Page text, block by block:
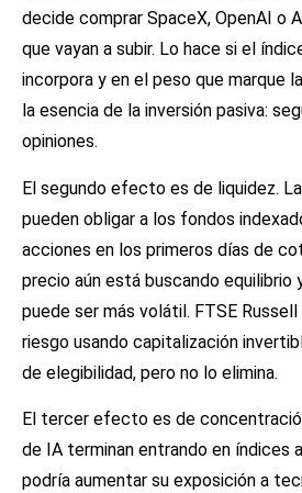
decide comprar SpaceX, OpenAI o
que vayan a subir. Lo hace si el
incorpora y en el peso que marque
la esencia de la inversión pasiva:
opiniones.
El segundo efecto es de liquidez.
pueden obligar a los fondos
acciones en los primeros días de
precio aún está buscando equilibrio
puede ser más volátil. FTSE
riesgo usando capitalización
de elegibilidad, pero no lo elimina.
El tercer efecto es de
de IA terminan entrando en índices
podría aumentar su exposición a